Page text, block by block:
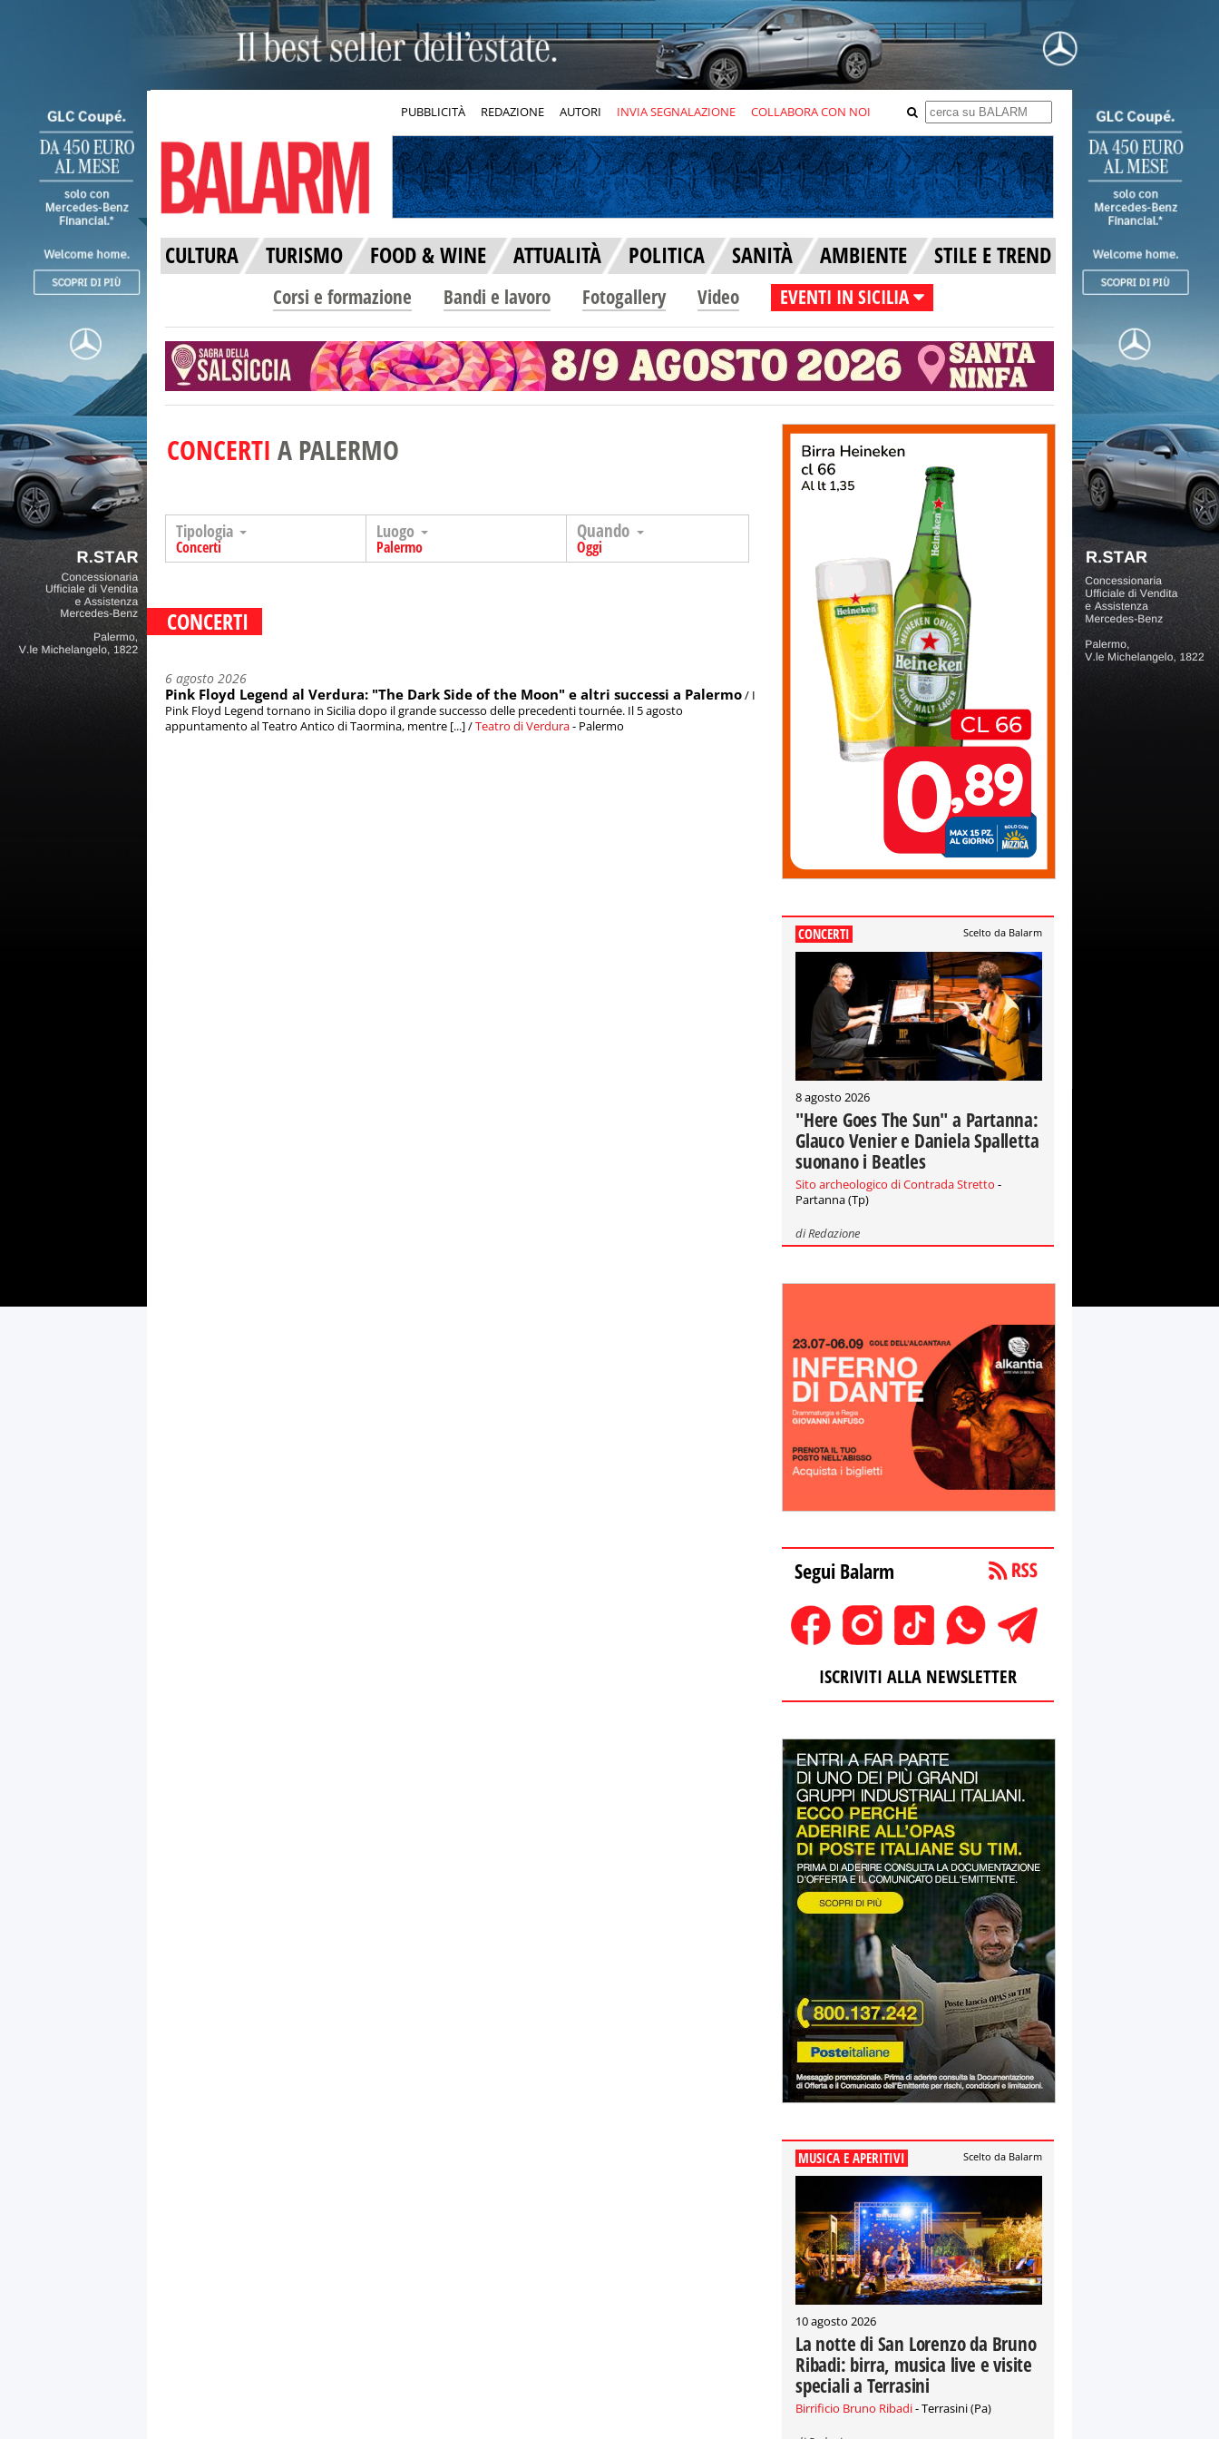
PUBBLICITÀ REDAZIONE AUTORI INVIA SEGNALAZIONE COLLABORA CON NOI
CULTURA TURISMO FOOD & WINE ATTUALITÀ POLITICA SANITÀ AMBIENTE STILE E TREND
Corsi e formazione Bandi e lavoro Fotogallery Video EVENTI IN SICILIA
CONCERTI A PALERMO
Tipologia
Concerti
Luogo
Palermo
Quando
Oggi
CONCERTI
6 agosto 2026
Pink Floyd Legend al Verdura: "The Dark Side of the Moon" e altri successi a Palermo/ I
Pink Floyd Legend tornano in Sicilia dopo il grande successo delle precedenti tournée. Il 5 agosto
appuntamento al Teatro Antico di Taormina, mentre [...] /Teatro di Verdura- Palermo
CONCERTI Scelto da Balarm
8 agosto 2026
"Here Goes The Sun" a Partanna:
Glauco Venier e Daniela Spalletta
suonano i Beatles
Sito archeologico di Contrada Stretto -
Partanna (Tp)
diRedazione
Segui Balarm
ISCRIVITI ALLA NEWSLETTER
MUSICA E APERITIVI Scelto da Balarm
10 agosto 2026
La notte di San Lorenzo da Bruno
Ribadi: birra, musica live e visite
speciali a Terrasini
Birrificio Bruno Ribadi- Terrasini (Pa)